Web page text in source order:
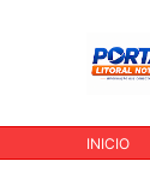
INICIO